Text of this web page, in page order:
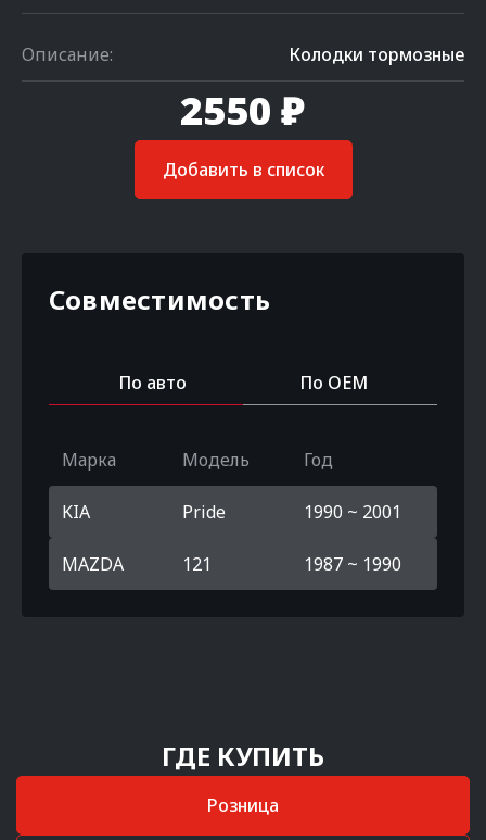
Описание: Колодки тормозные
2550 ₽
Добавить в список
Совместимость
По авто По OEM
Марка Модель Год
KIA Pride 1990 ~ 2001
MAZDA 121 1987 ~ 1990
ГДЕ КУПИТЬ
Розница